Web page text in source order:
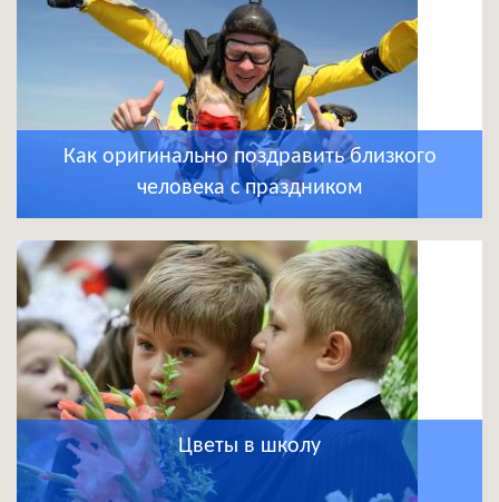
Как оригинально поздравить близкого
человека с праздником
Цветы в школу